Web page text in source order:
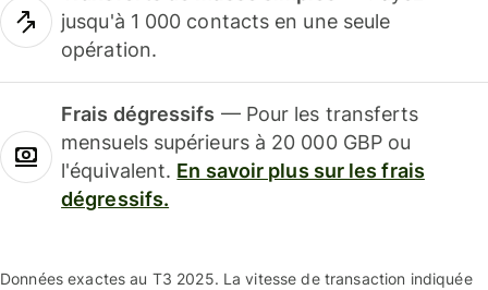
jusqu'à 1 000 contacts en une seule
opération.
Frais dégressifs — Pour les transferts
mensuels supérieurs à 20 000 GBP ou
l'équivalent. En savoir plus sur les frais
dégressifs.
Données exactes au T3 2025. La vitesse de transaction indiquée